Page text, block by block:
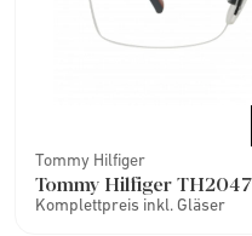
Tommy Hilfiger
Tommy Hilfiger TH2047
Komplettpreis inkl. Gläser